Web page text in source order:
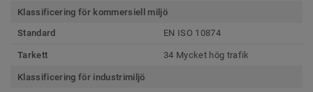
Klassificering för kommersiell miljö
Standard
EN ISO 10874
Tarkett 34 Mycket hög trafik
Klassificering för industrimiljö